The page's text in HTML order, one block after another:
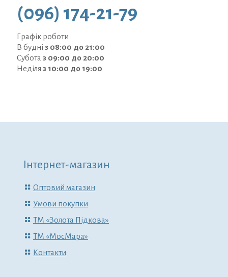
(096) 174-21-79
Графік роботи
В будні з 08:00 до 21:00
Субота з 09:00 до 20:00
Неділя з 10:00 до 19:00
Інтернет-магазин
Оптовий магазин
Умови покупки
ТМ «Золота Підкова»
ТМ «МосМара»
Контакти